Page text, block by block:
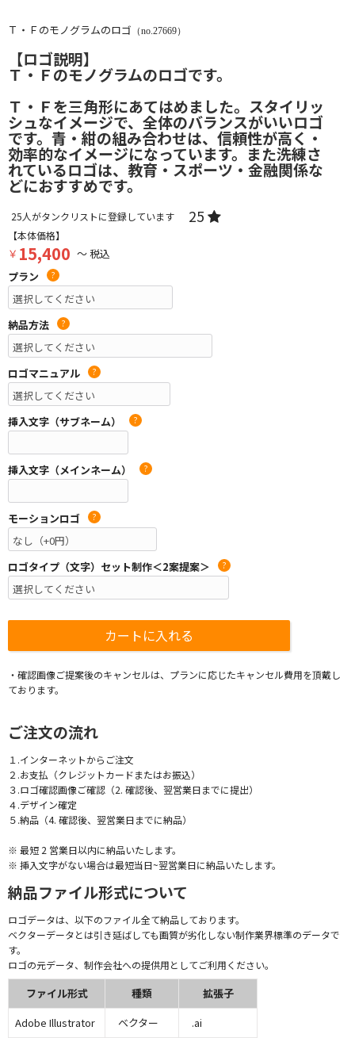
Ｔ・Ｆのモノグラムのロゴ （no.27669）
【ロゴ説明】
Ｔ・Ｆのモノグラムのロゴです。
Ｔ・Ｆを三角形にあてはめました。スタイリッ
シュなイメージで、全体のバランスがいいロゴ
です。青・紺の組み合わせは、信頼性が高く・
効率的なイメージになっています。また洗練さ
れているロゴは、教育・スポーツ・金融関係な
どにおすすめです。
25人がタンクリストに登録しています 25
【本体価格】
￥ 15,400 ～ 税込
プラン
?
納品方法 ?
ロゴマニュアル ?
挿入文字（サブネーム） ?
挿入文字（メインネーム） ?
モーションロゴ ?
ロゴタイプ（文字）セット制作＜2案提案＞ ?
・確認画像ご提案後のキャンセルは、プランに応じたキャンセル費用を頂戴し
ております。
ご注文の流れ
１.インターネットからご注文
２.お支払（クレジットカードまたはお振込）
３.ロゴ確認画像ご確認（2. 確認後、翌営業日までに提出）
４.デザイン確定
５.納品（4. 確認後、翌営業日までに納品）
※ 最短 2 営業日以内に納品いたします。
※ 挿入文字がない場合は最短当日~翌営業日に納品いたします。
納品ファイル形式について
ロゴデータは、以下のファイル全て納品しております。
ベクターデータとは引き延ばしても画質が劣化しない制作業界標準のデータで
す。
ロゴの元データ、制作会社への提供用としてご利用ください。
ファイル形式 種類
拡張子
Adobe Illustrator
ベクター
.ai